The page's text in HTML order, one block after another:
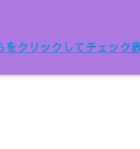
をクリックしてチェック